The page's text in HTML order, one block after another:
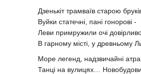
Дзенькіт трамваїв старою
Вуйки статечні, пані гонорові -
Леви примружили очі
В гарному місті, у древньому
Море легенд, надзвичайні
Танці на вулицях…